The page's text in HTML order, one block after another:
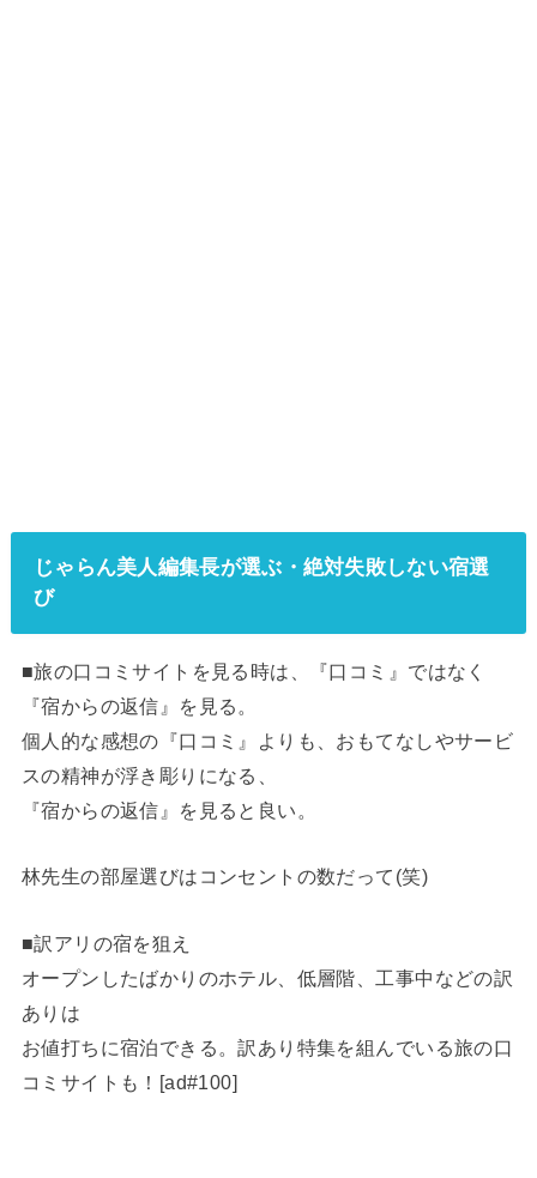
じゃらん美人編集長が選ぶ・絶対失敗しない宿選
び
■旅の口コミサイトを見る時は、『口コミ』ではなく
『宿からの返信』を見る。
個人的な感想の『口コミ』よりも、おもてなしやサービ
スの精神が浮き彫りになる、
『宿からの返信』を見ると良い。
林先生の部屋選びはコンセントの数だって(笑)
■訳アリの宿を狙え
オープンしたばかりのホテル、低層階、工事中などの訳
ありは
お値打ちに宿泊できる。訳あり特集を組んでいる旅の口
コミサイトも！[ad#100]